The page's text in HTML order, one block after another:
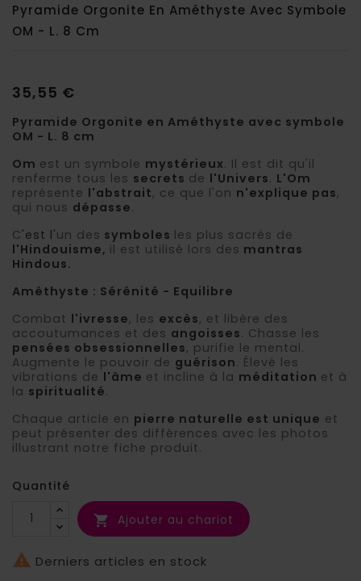
Pyramide Orgonite En Améthyste Avec Symbole
OM - L. 8 Cm
35,55 €
Pyramide Orgonite en Améthyste avec symbole
OM - L. 8 cm
Om est un symbole mystérieux. Il est dit qu'il
renferme tous les secrets de l'Univers. L'Om
représente l'abstrait, ce que l'on n'explique pas,
qui nous dépasse.
C'est l'un des symboles les plus sacrés de
l'Hindouisme, il est utilisé lors des mantras
Hindous.
Améthyste : Sérénité - Equilibre
Combat l'ivresse, les excès, et libère des
accoutumances et des angoisses. Chasse les
pensées obsessionnelles, purifie le mental.
Augmente le pouvoir de guérison. Élevé les
vibrations de l'âme et incline à la méditation et à
la spiritualité.
Chaque article en pierre naturelle est unique et
peut présenter des différences avec les photos
illustrant notre fiche produit.
Quantité
 Ajouter au chariot
 Derniers articles en stock